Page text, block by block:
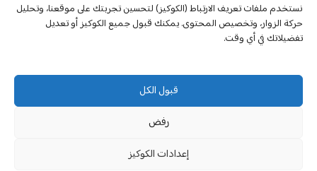
نستخدم ملفات تعريف الارتباط (الكوكيز) لتحسين تجربتك على موقعنا، وتحليل
حركة الزوار، وتخصيص المحتوى. يمكنك قبول جميع الكوكيز أو تعديل
تفضيلاتك في أي وقت.
قبول الكل
رفض
إعدادات الكوكيز
Usage Policy
|
Spiritual Disclaimer
|
Legal
إعداد وتحرير: حكيم روحاني
marjana@marjana.pro
يُعد استخدام هذا الموقع إقرارًا بالموافقة على